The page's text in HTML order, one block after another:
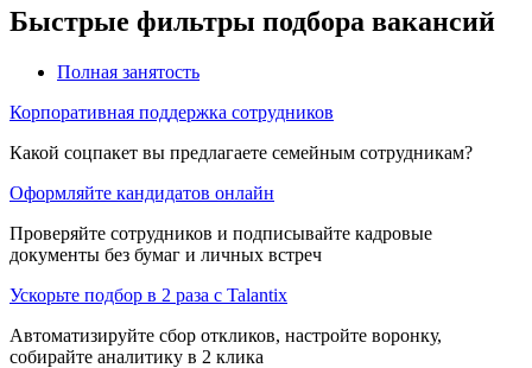
Быстрые фильтры подбора вакансий
Полная занятость
Корпоративная поддержка сотрудников
Какой соцпакет вы предлагаете семейным сотрудникам?
Оформляйте кандидатов онлайн
Проверяйте сотрудников и подписывайте кадровые
документы без бумаг и личных встреч
Ускорьте подбор в 2 раза с Talantix
Автоматизируйте сбор откликов, настройте воронку,
собирайте аналитику в 2 клика